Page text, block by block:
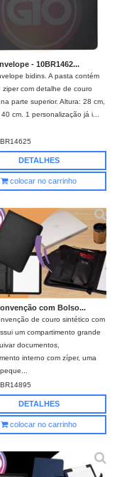
- 10BR1462...
bidins. A pasta contém
ziper com detalhe de couro
parte superior. Altura: 28 cm,
cm. 1 personalização já i...
DETALHES
colocar no carrinho
com Bolso...
de couro sintético com
um compartimento grande
documentos,
interno com zíper, uma
DETALHES
colocar no carrinho